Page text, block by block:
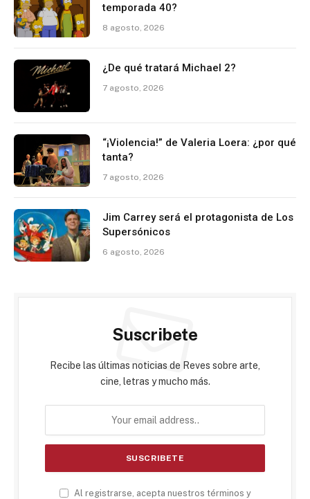
temporada 40?
8 agosto, 2026
¿De qué tratará Michael 2?
7 agosto, 2026
“¡Violencia!” de Valeria Loera: ¿por qué
tanta?
7 agosto, 2026
Jim Carrey será el protagonista de Los
Supersónicos
6 agosto, 2026
Suscribete
Recibe las últimas noticias de Reves sobre arte,
cine, letras y mucho más.
Al registrarse, acepta nuestros términos y